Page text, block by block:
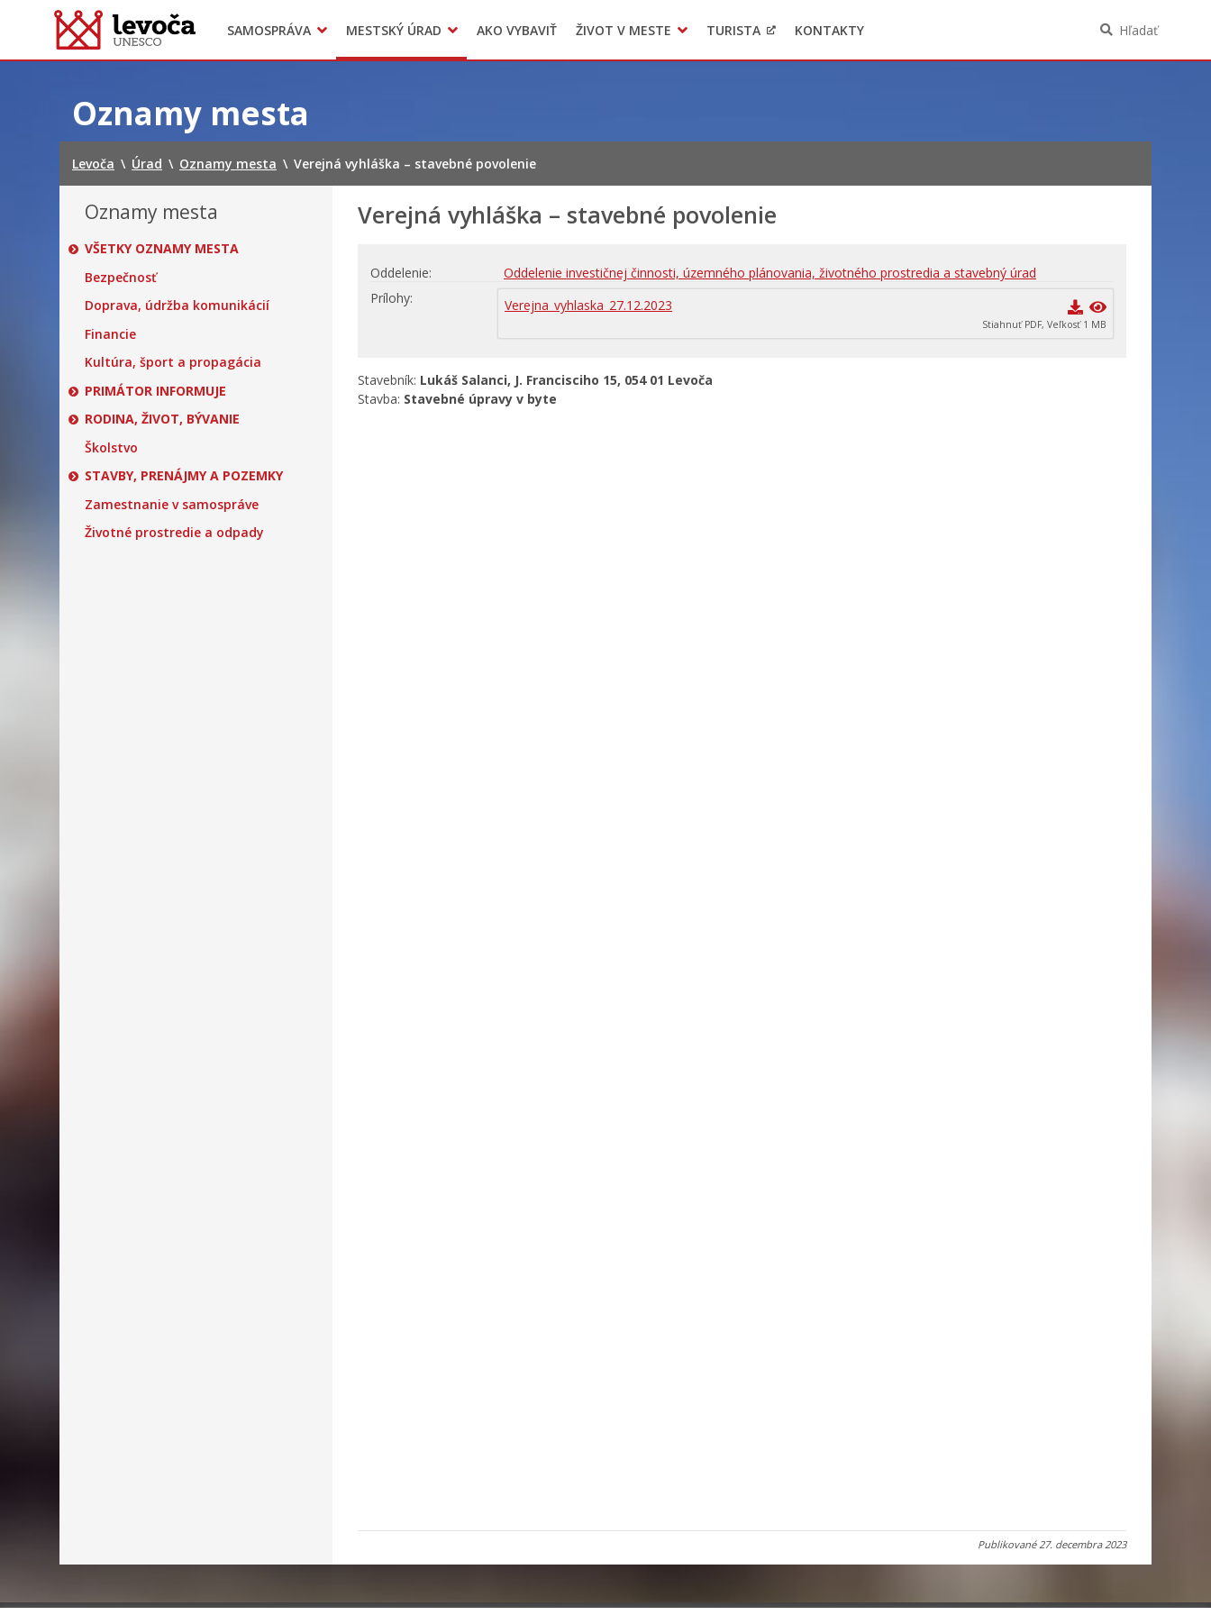
SAMOSPRÁVA
Dokumenty mesta
Transparentné mesto
majetkových pomerov verejného funkcionára
MESTSKÝ ÚRAD
Projekty
Voľba hlavného kontrolóra mesta Levoča
AKO VYBAVIŤ ŽIVOT V MESTE
Doprava
LIMKA
TURISTA KONTAKTY Hľadať
Oznamy mesta
Levoča \ Úrad \ Oznamy mesta \ Verejná vyhláška – stavebné povolenie
Oznamy mesta
VŠETKY OZNAMY MESTA
Bezpečnosť
Doprava, údržba komunikácií
Financie
Kultúra, šport a propagácia
PRIMÁTOR INFORMUJE
RODINA, ŽIVOT, BÝVANIE
Školstvo
STAVBY, PRENÁJMY A POZEMKY
Zamestnanie v samospráve
Životné prostredie a odpady
Verejná vyhláška – stavebné povolenie
Oddelenie
Oddelenie investičnej činnosti, územného plánovania, životného prostredia a stavebný úrad
Prílohy
Verejna_vyhlaska_27.12.2023
Stiahnuť PDF, Veľkosť 1 MB
Stavebník: Lukáš Salanci, J. Francisciho 15, 054 01 Levoča
Stavba: Stavebné úpravy v byte
Publikované 27. decembra 2023